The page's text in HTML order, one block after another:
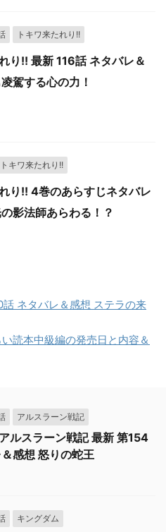
トキワ来たれり!!
り!! 最新 116話 ネタバレ＆
駕する心の力！
トキワ来たれり!!
り!! 4巻のあらすじネタバレ
影法師あらわる！？
ネタバレ＆感想 ステラの来
読本中級編の発売日と内容＆
アルスラーン戦記
アルスラーン戦記 最新 第154
感想 怒りの蛇王
キングダム